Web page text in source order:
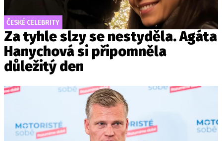
ČESKÉ CELEBRITY
Za tyhle slzy se nestyděla. Agáta
Hanychová si připomněla
důležitý den